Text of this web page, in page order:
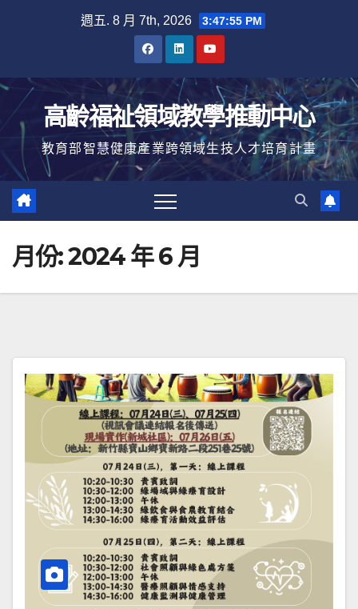
週五. 8 月 7th, 2026 3:47:57 PM
高齡福祉領域教學推動中心
教育部智慧健康產業跨領域生技人才培育計畫
月份:2024 年 6 月